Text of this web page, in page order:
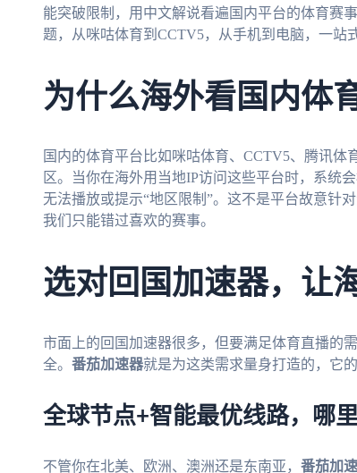
能突破限制，用中文解说看遍国内平台的体育赛
题，从咪咕体育到CCTV5，从手机到电脑，一站
为什么海外看国内体
国内的体育平台比如咪咕体育、CCTV5、腾讯
区。当你在海外用当地IP访问这些平台时，系统
无法播放或提示“地区限制”。这不是平台故意
我们只能错过喜欢的赛事。
选对回国加速器，让
市面上的回国加速器很多，但要满足体育直播的
全。 番茄加速器就是为这类需求量身打造的，它
全球节点+智能最优线路，哪
不管你在北美、欧洲、澳洲还是东南亚， 番茄加